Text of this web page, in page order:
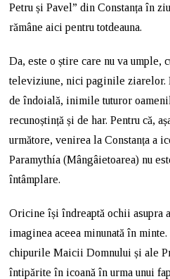
Petru și Pavel” din Constanța în
rămâne aici pentru totdeauna.
Da, este o știre care nu va umple,
televiziune, nici paginile ziarelor.
de îndoială, inimile tuturor
recunoștință și de har. Pentru că,
următore, venirea la Constanța a
Paramythía (Mângâietoarea) nu
întâmplare.
Oricine își îndreaptă ochii asupra
imaginea aceea minunată în
chipurile Maicii Domnului și ale
întipărite în icoană în urma unui